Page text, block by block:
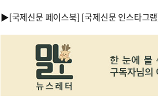
▶[국제신문 페이스북] [국제신문 인스타그